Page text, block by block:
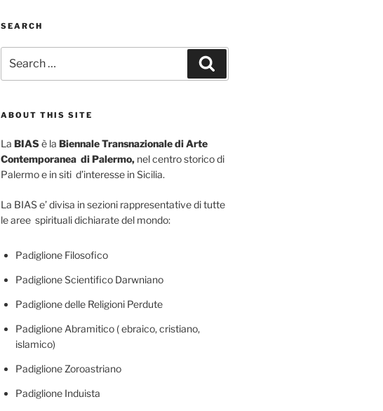
SEARCH
for:
ABOUT THIS SITE
La BIASè la Biennale Transnazionale di Arte
Contemporanea di Palermo, nel centro storico di
Palermo e in siti d’interesse in Sicilia.
La BIAS e’ divisa in sezioni rappresentative di tutte
le aree spirituali dichiarate del mondo:
Padiglione Filosofico
Padiglione Scientifico Darwniano
Padiglione delle Religioni Perdute
Padiglione Abramitico ( ebraico, cristiano,
islamico)
Padiglione Zoroastriano
Padiglione Induista